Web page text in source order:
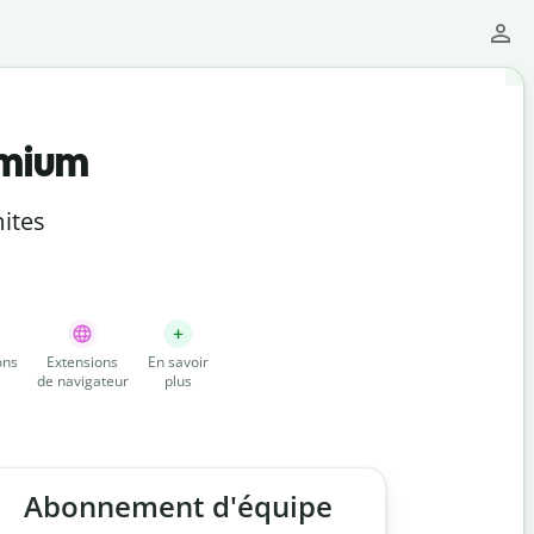
Extensions
de navigateur
En savoir
plus
Abonnement d'équipe